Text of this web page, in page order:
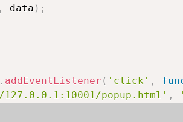
, data ) ;
. addEventListener ( 'click' ,
popup.html' ,